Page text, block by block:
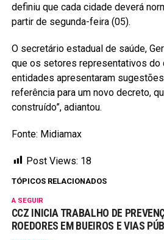
definiu que cada cidade deverá
partir de segunda-feira (05).
O secretário estadual de saúde,
que os setores representativos do
entidades apresentaram
referência para um novo decreto,
construído”, adiantou.
Fonte: Midiamax
Post Views: 18
TÓPICOS RELACIONADOS
A SEGUIR
CCZ INICIA TRABALHO DE
ROEDORES EM BUEIROS E VIAS